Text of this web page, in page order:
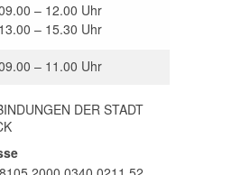
– 12.00 Uhr
13.00 – 15.30 Uhr
– 11.00 Uhr
DER STADT